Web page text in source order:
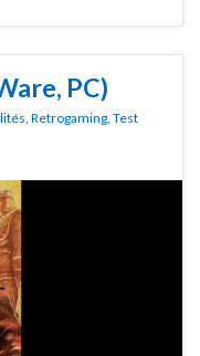
PC)
, Retrogaming, Test